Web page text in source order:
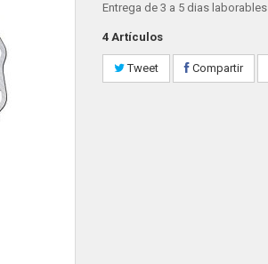
Entrega de 3 a 5 dias laborables
4 Artículos
Tweet Compartir